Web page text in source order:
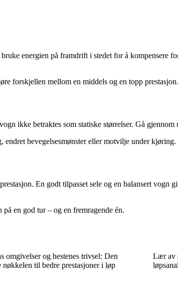
energien på framdrift i stedet for å kompensere
forskjellen mellom en middels og en topp prestasjon.
ikke betraktes som statiske størrelser. Gå
endret bevegelsesmønster eller motvilje under kjøring.
En godt tilpasset sele og en balansert vogn
en god tur – og en fremragende én.
omgivelser og hestenes trivsel: Den
nøkkelen til bedre prestasjoner i løp
Lær av